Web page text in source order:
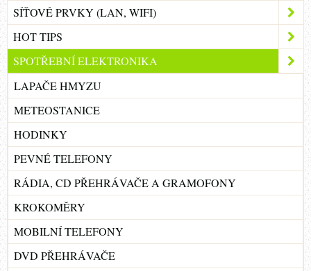
SÍŤOVÉ PRVKY (LAN, WIFI)
HOT TIPS
SPOTŘEBNÍ ELEKTRONIKA
LAPAČE HMYZU
METEOSTANICE
HODINKY
PEVNÉ TELEFONY
RÁDIA, CD PŘEHRÁVAČE A GRAMOFONY
KROKOMĚRY
MOBILNÍ TELEFONY
DVD PŘEHRÁVAČE